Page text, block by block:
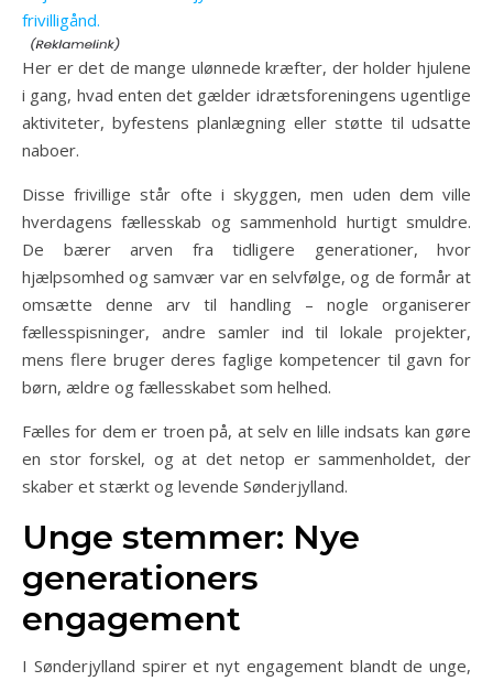
frivilligånd.
Her er det de mange ulønnede kræfter, der holder hjulene
i gang, hvad enten det gælder idrætsforeningens ugentlige
aktiviteter, byfestens planlægning eller støtte til udsatte
naboer.
Disse frivillige står ofte i skyggen, men uden dem ville
hverdagens fællesskab og sammenhold hurtigt smuldre.
De bærer arven fra tidligere generationer, hvor
hjælpsomhed og samvær var en selvfølge, og de formår at
omsætte denne arv til handling – nogle organiserer
fællesspisninger, andre samler ind til lokale projekter,
mens flere bruger deres faglige kompetencer til gavn for
børn, ældre og fællesskabet som helhed.
Fælles for dem er troen på, at selv en lille indsats kan gøre
en stor forskel, og at det netop er sammenholdet, der
skaber et stærkt og levende Sønderjylland.
Unge stemmer: Nye
generationers
engagement
I Sønderjylland spirer et nyt engagement blandt de unge,